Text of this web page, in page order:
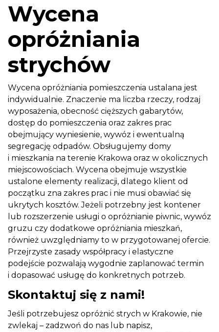
Wycena
opróżniania
strychów
Wycena opróżniania pomieszczenia ustalana jest
indywidualnie. Znaczenie ma liczba rzeczy, rodzaj
wyposażenia, obecność cięższych gabarytów,
dostęp do pomieszczenia oraz zakres prac
obejmujący wyniesienie, wywóz i ewentualną
segregację odpadów. Obsługujemy domy
i mieszkania na terenie Krakowa oraz w okolicznych
miejscowościach. Wycena obejmuje wszystkie
ustalone elementy realizacji, dlatego klient od
początku zna zakres prac i nie musi obawiać się
ukrytych kosztów. Jeżeli potrzebny jest kontener
lub rozszerzenie usługi o opróżnianie piwnic, wywóz
gruzu czy dodatkowe opróżniania mieszkań,
również uwzględniamy to w przygotowanej ofercie.
Przejrzyste zasady współpracy i elastyczne
podejście pozwalają wygodnie zaplanować termin
i dopasować usługę do konkretnych potrzeb.
Skontaktuj się z nami!
Jeśli potrzebujesz opróżnić strych w Krakowie, nie
zwlekaj – zadzwoń do nas lub napisz,